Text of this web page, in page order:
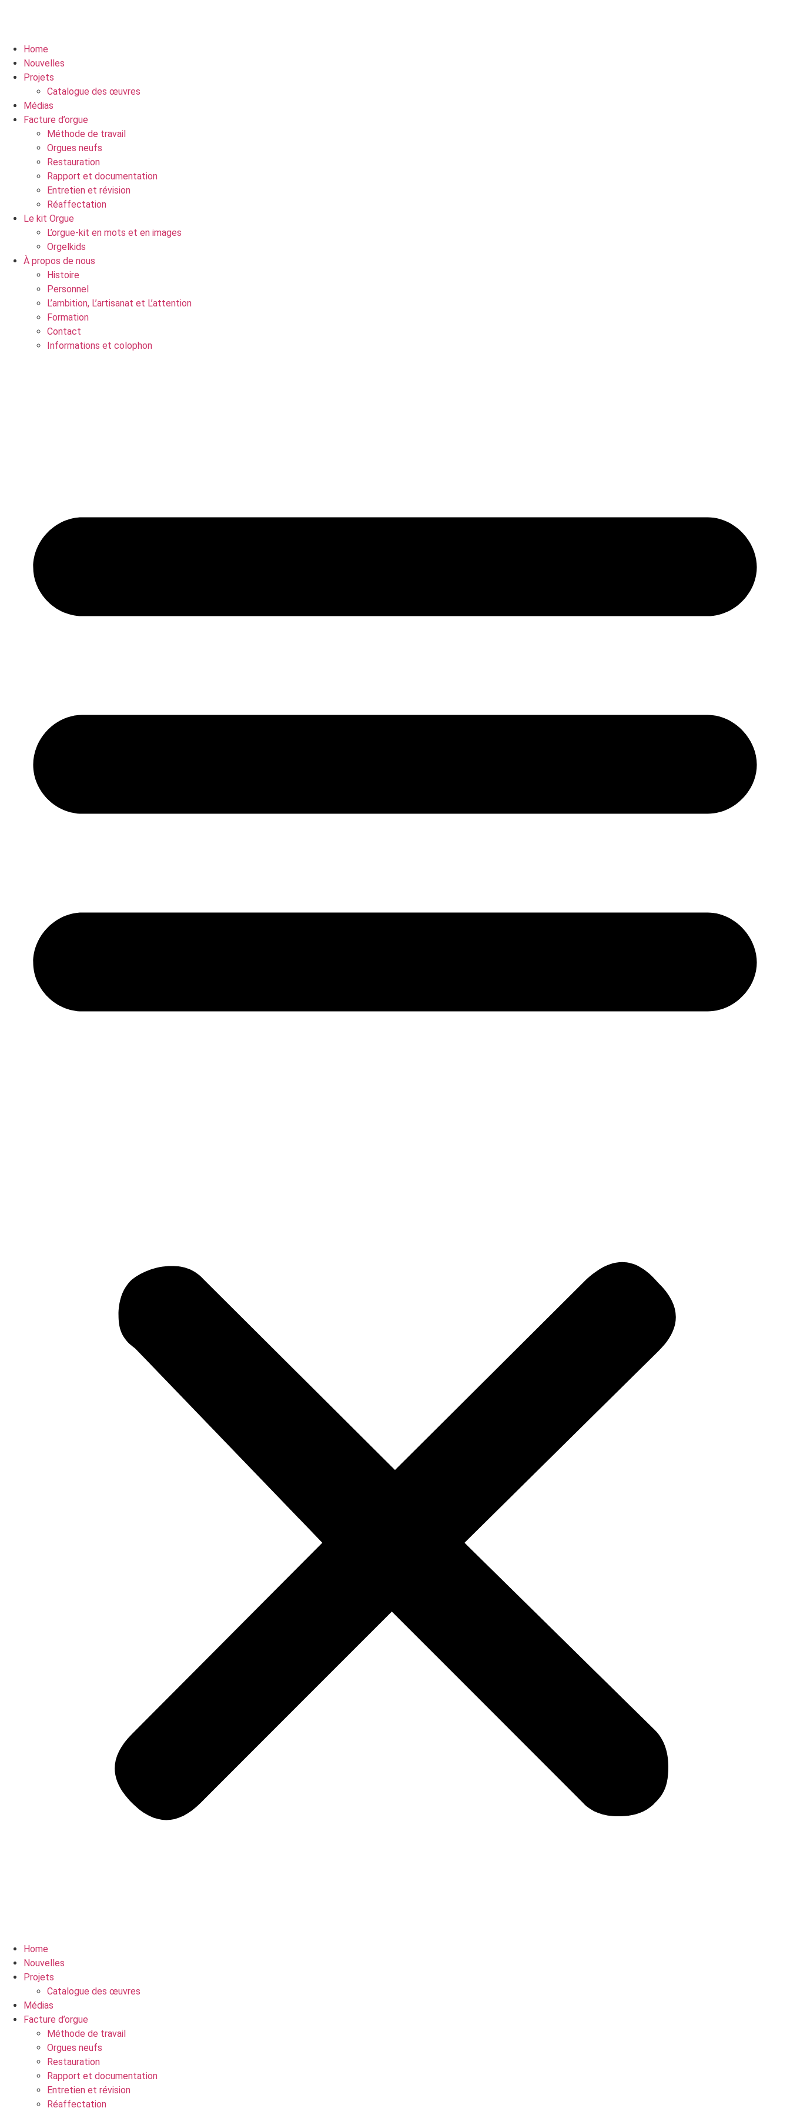
Home
Nouvelles
Projets
Catalogue des œuvres
Médias
Facture d’orgue
Méthode de travail
Orgues neufs
Restauration
Rapport et documentation
Entretien et révision
Réaffectation
Le kit Orgue
L’orgue-kit en mots et en images
Orgelkids
À propos de nous
Histoire
Personnel
L’ambition, L’artisanat et L’attention
Formation
Contact
Informations et colophon
Home
Nouvelles
Projets
Catalogue des œuvres
Médias
Facture d’orgue
Méthode de travail
Orgues neufs
Restauration
Rapport et documentation
Entretien et révision
Réaffectation